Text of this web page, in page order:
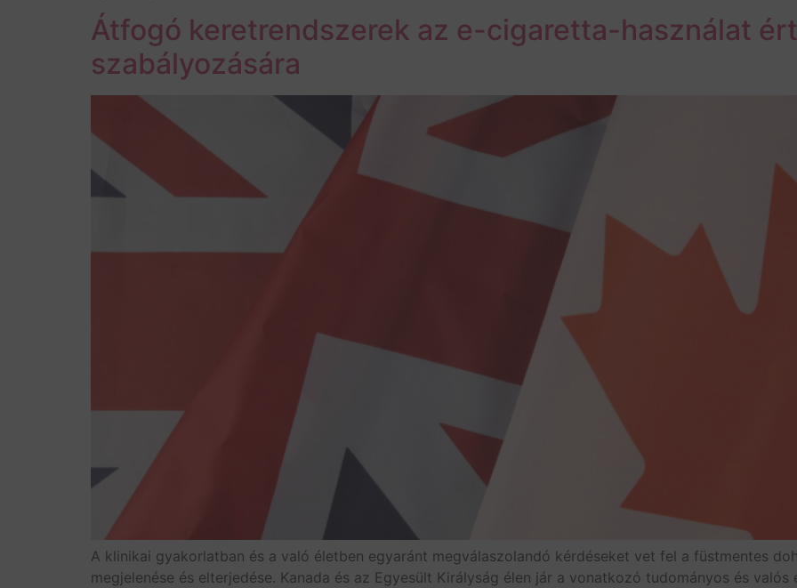
Átfogó keretrendszerek az e-cigaretta-használat
szabályozására
A klinikai gyakorlatban és a való életben egyaránt megválaszolandó kérdéseket vet fel a füstmentes
megjelenése és elterjedése. Kanada és az Egyesült Királyság élen jár a vonatkozó tudományos és